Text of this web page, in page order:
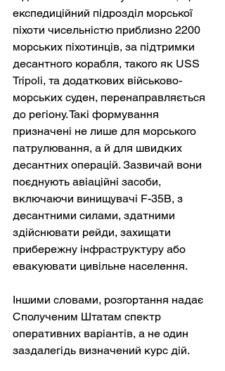
експедиційний підрозділ морської
піхоти чисельністю приблизно 2200
морських піхотинців, за підтримки
десантного корабля, такого як USS
Tripoli, та додаткових військово-
морських суден, перенаправляється
до регіону. Такі формування
призначені не лише для морського
патрулювання, а й для швидких
десантних операцій. Зазвичай вони
поєднують авіаційні засоби,
включаючи винищувачі F-35B, з
десантними силами, здатними
здійснювати рейди, захищати
прибережну інфраструктуру або
евакуювати цивільне населення.
Іншими словами, розгортання надає
Сполученим Штатам спектр
оперативних варіантів, а не один
заздалегідь визначений курс дій.